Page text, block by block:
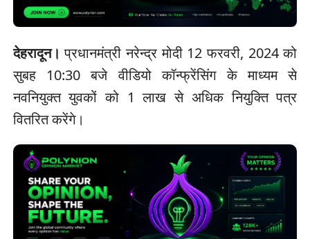
देहरादून। प्रधानमंत्री नरेन्द्र मोदी 12 फरवरी, 2024 को
सुबह 10:30 बजे वीडियो कॉन्फ्रेंसिंग के माध्यम से
नवनियुक्त युवकों को 1 लाख से अधिक नियुक्ति पत्र
वितरित करेंगे।